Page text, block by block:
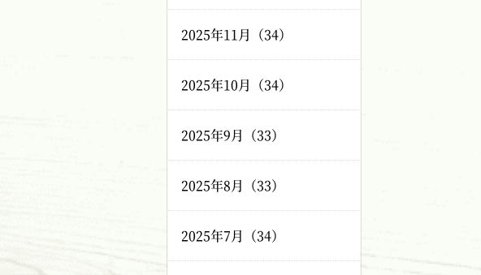
2025年11月（34）
2025年10月（34）
2025年9月（33）
2025年8月（33）
2025年7月（34）